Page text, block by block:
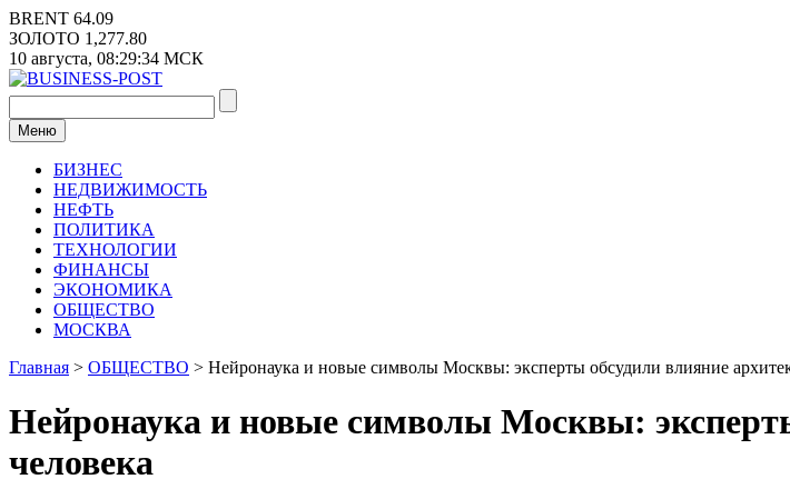
Перейти
к
содержимому
BRENT 64.09
ЗОЛОТО 1,277.80
10 августа, 08:29:35 МСК
Меню
БИЗНЕС
НЕДВИЖИМОСТЬ
НЕФТЬ
ПОЛИТИКА
ТЕХНОЛОГИИ
ФИНАНСЫ
ЭКОНОМИКА
ОБЩЕСТВО
МОСКВА
Главная > ОБЩЕСТВО > Нейронаука и новые символы Москвы: эксперты обсудили влияние
Нейронаука и новые символы Москвы:
человека